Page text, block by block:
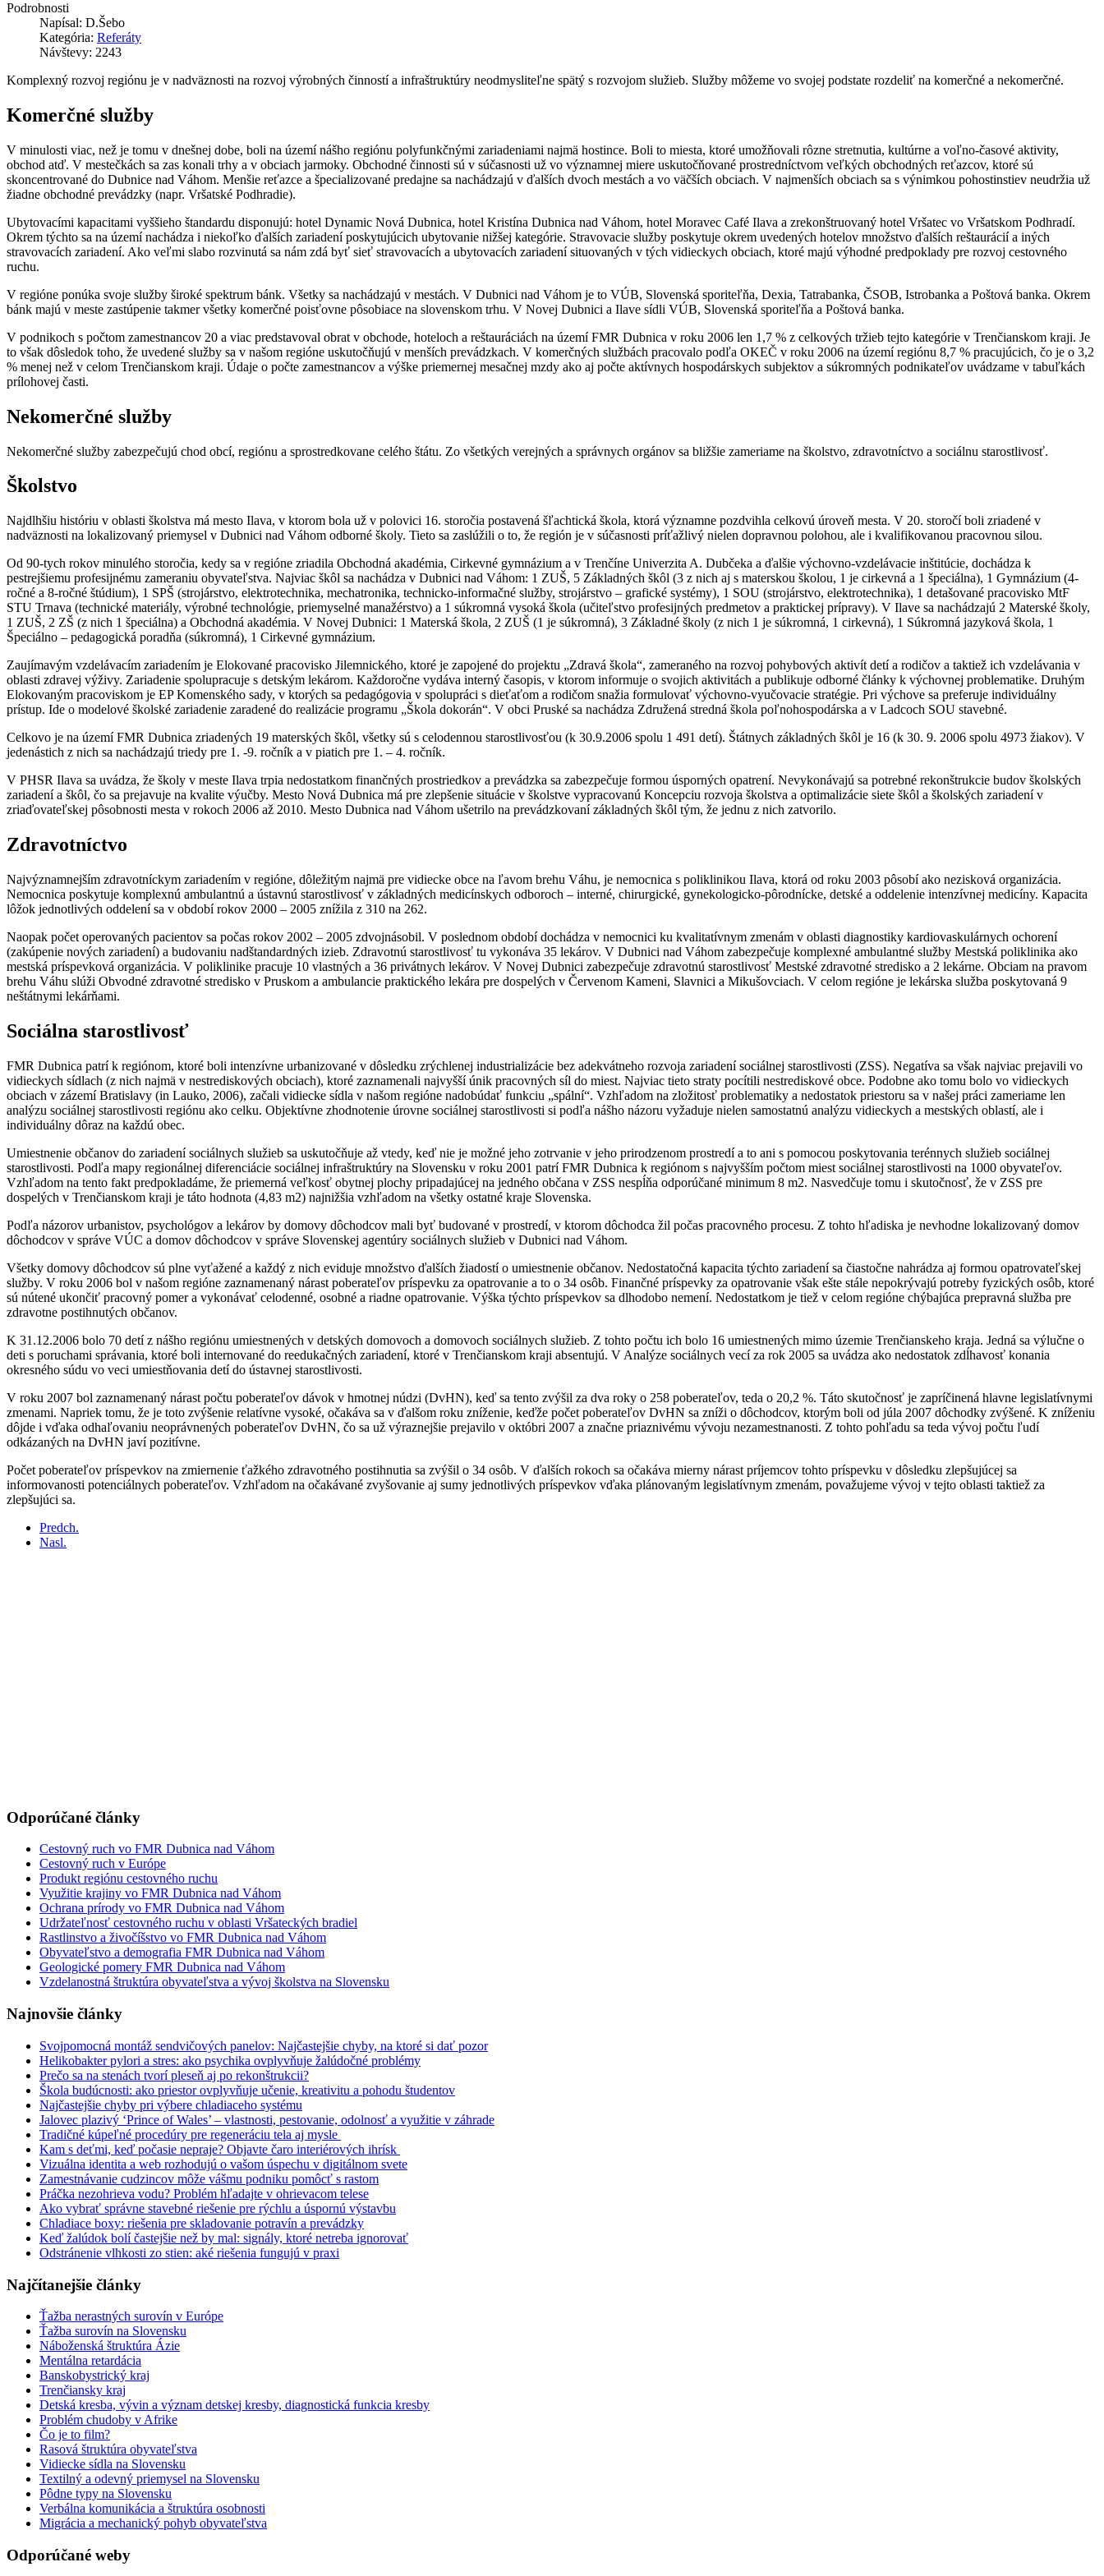
Podrobnosti
Napísal: D.Šebo
Kategória: Referáty
Návštevy: 2243
Komplexný rozvoj regiónu je v nadväznosti na rozvoj výrobných činností a infraštruktúry neodmysliteľne spätý s rozvojom služieb. Služby môžeme vo svojej podstate rozdeliť na komerčné a nekomerčné.
Komerčné služby
V minulosti viac, než je tomu v dnešnej dobe, boli na území nášho regiónu polyfunkčnými zariadeniami najmä hostince. Boli to miesta, ktoré umožňovali rôzne stretnutia, kultúrne a voľno-časové aktivity,
obchod atď. V mestečkách sa zas konali trhy a v obciach jarmoky. Obchodné činnosti sú v súčasnosti už vo významnej miere uskutočňované prostredníctvom veľkých obchodných reťazcov, ktoré sú
skoncentrované do Dubnice nad Váhom. Menšie reťazce a špecializované predajne sa nachádzajú v ďalších dvoch mestách a vo väčších obciach. V najmenších obciach sa s výnimkou pohostinstiev neudržia už
žiadne obchodné prevádzky (napr. Vršatské Podhradie).
Ubytovacími kapacitami vyššieho štandardu disponujú: hotel Dynamic Nová Dubnica, hotel Kristína Dubnica nad Váhom, hotel Moravec Café Ilava a zrekonštruovaný hotel Vršatec vo Vršatskom Podhradí.
Okrem týchto sa na území nachádza i niekoľko ďalších zariadení poskytujúcich ubytovanie nižšej kategórie. Stravovacie služby poskytuje okrem uvedených hotelov množstvo ďalších reštaurácií a iných
stravovacích zariadení. Ako veľmi slabo rozvinutá sa nám zdá byť sieť stravovacích a ubytovacích zariadení situovaných v tých vidieckych obciach, ktoré majú výhodné predpoklady pre rozvoj cestovného
ruchu.
V regióne ponúka svoje služby široké spektrum bánk. Všetky sa nachádzajú v mestách. V Dubnici nad Váhom je to VÚB, Slovenská sporiteľňa, Dexia, Tatrabanka, ČSOB, Istrobanka a Poštová banka. Okrem
bánk majú v meste zastúpenie takmer všetky komerčné poisťovne pôsobiace na slovenskom trhu. V Novej Dubnici a Ilave sídli VÚB, Slovenská sporiteľňa a Poštová banka.
V podnikoch s počtom zamestnancov 20 a viac predstavoval obrat v obchode, hoteloch a reštauráciách na území FMR Dubnica v roku 2006 len 1,7 % z celkových tržieb tejto kategórie v Trenčianskom kraji. Je
to však dôsledok toho, že uvedené služby sa v našom regióne uskutočňujú v menších prevádzkach. V komerčných službách pracovalo podľa OKEČ v roku 2006 na území regiónu 8,7 % pracujúcich, čo je o 3,2
% menej než v celom Trenčianskom kraji. Údaje o počte zamestnancov a výške priemernej mesačnej mzdy ako aj počte aktívnych hospodárskych subjektov a súkromných podnikateľov uvádzame v tabuľkách
prílohovej časti.
Nekomerčné služby
Nekomerčné služby zabezpečujú chod obcí, regiónu a sprostredkovane celého štátu. Zo všetkých verejných a správnych orgánov sa bližšie zameriame na školstvo, zdravotníctvo a sociálnu starostlivosť.
Školstvo
Najdlhšiu históriu v oblasti školstva má mesto Ilava, v ktorom bola už v polovici 16. storočia postavená šľachtická škola, ktorá významne pozdvihla celkovú úroveň mesta. V 20. storočí boli zriadené v
nadväznosti na lokalizovaný priemysel v Dubnici nad Váhom odborné školy. Tieto sa zaslúžili o to, že región je v súčasnosti príťažlivý nielen dopravnou polohou, ale i kvalifikovanou pracovnou silou.
Od 90-tych rokov minulého storočia, kedy sa v regióne zriadila Obchodná akadémia, Cirkevné gymnázium a v Trenčíne Univerzita A. Dubčeka a ďalšie výchovno-vzdelávacie inštitúcie, dochádza k
pestrejšiemu profesijnému zameraniu obyvateľstva. Najviac škôl sa nachádza v Dubnici nad Váhom: 1 ZUŠ, 5 Základných škôl (3 z nich aj s materskou školou, 1 je cirkevná a 1 špeciálna), 1 Gymnázium (4-
ročné a 8-ročné štúdium), 1 SPŠ (strojárstvo, elektrotechnika, mechatronika, technicko-informačné služby, strojárstvo – grafické systémy), 1 SOU (strojárstvo, elektrotechnika), 1 detašované pracovisko MtF
STU Trnava (technické materiály, výrobné technológie, priemyselné manažérstvo) a 1 súkromná vysoká škola (učiteľstvo profesijných predmetov a praktickej prípravy). V Ilave sa nachádzajú 2 Materské školy,
1 ZUŠ, 2 ZŠ (z nich 1 špeciálna) a Obchodná akadémia. V Novej Dubnici: 1 Materská škola, 2 ZUŠ (1 je súkromná), 3 Základné školy (z nich 1 je súkromná, 1 cirkevná), 1 Súkromná jazyková škola, 1
Špeciálno – pedagogická poradňa (súkromná), 1 Cirkevné gymnázium.
Zaujímavým vzdelávacím zariadením je Elokované pracovisko Jilemnického, ktoré je zapojené do projektu „Zdravá škola“, zameraného na rozvoj pohybových aktivít detí a rodičov a taktiež ich vzdelávania v
oblasti zdravej výživy. Zariadenie spolupracuje s detským lekárom. Každoročne vydáva interný časopis, v ktorom informuje o svojich aktivitách a publikuje odborné články k výchovnej problematike. Druhým
Elokovaným pracoviskom je EP Komenského sady, v ktorých sa pedagógovia v spolupráci s dieťaťom a rodičom snažia formulovať výchovno-vyučovacie stratégie. Pri výchove sa preferuje individuálny
prístup. Ide o modelové školské zariadenie zaradené do realizácie programu „Škola dokorán“. V obci Pruské sa nachádza Združená stredná škola poľnohospodárska a v Ladcoch SOU stavebné.
Celkovo je na území FMR Dubnica zriadených 19 materských škôl, všetky sú s celodennou starostlivosťou (k 30.9.2006 spolu 1 491 detí). Štátnych základných škôl je 16 (k 30. 9. 2006 spolu 4973 žiakov). V
jedenástich z nich sa nachádzajú triedy pre 1. -9. ročník a v piatich pre 1. – 4. ročník.
V PHSR Ilava sa uvádza, že školy v meste Ilava trpia nedostatkom finančných prostriedkov a prevádzka sa zabezpečuje formou úsporných opatrení. Nevykonávajú sa potrebné rekonštrukcie budov školských
zariadení a škôl, čo sa prejavuje na kvalite výučby. Mesto Nová Dubnica má pre zlepšenie situácie v školstve vypracovanú Koncepciu rozvoja školstva a optimalizácie siete škôl a školských zariadení v
zriaďovateľskej pôsobnosti mesta v rokoch 2006 až 2010. Mesto Dubnica nad Váhom ušetrilo na prevádzkovaní základných škôl tým, že jednu z nich zatvorilo.
Zdravotníctvo
Najvýznamnejším zdravotníckym zariadením v regióne, dôležitým najmä pre vidiecke obce na ľavom brehu Váhu, je nemocnica s poliklinikou Ilava, ktorá od roku 2003 pôsobí ako nezisková organizácia.
Nemocnica poskytuje komplexnú ambulantnú a ústavnú starostlivosť v základných medicínskych odboroch – interné, chirurgické, gynekologicko-pôrodnícke, detské a oddelenie intenzívnej medicíny. Kapacita
lôžok jednotlivých oddelení sa v období rokov 2000 – 2005 znížila z 310 na 262.
Naopak počet operovaných pacientov sa počas rokov 2002 – 2005 zdvojnásobil. V poslednom období dochádza v nemocnici ku kvalitatívnym zmenám v oblasti diagnostiky kardiovaskulárnych ochorení
(zakúpenie nových zariadení) a budovaniu nadštandardných izieb. Zdravotnú starostlivosť tu vykonáva 35 lekárov. V Dubnici nad Váhom zabezpečuje komplexné ambulantné služby Mestská poliklinika ako
mestská príspevková organizácia. V poliklinike pracuje 10 vlastných a 36 privátnych lekárov. V Novej Dubnici zabezpečuje zdravotnú starostlivosť Mestské zdravotné stredisko a 2 lekárne. Obciam na pravom
brehu Váhu slúži Obvodné zdravotné stredisko v Pruskom a ambulancie praktického lekára pre dospelých v Červenom Kameni, Slavnici a Mikušovciach. V celom regióne je lekárska služba poskytovaná 9
neštátnymi lekárňami.
Sociálna starostlivosť
FMR Dubnica patrí k regiónom, ktoré boli intenzívne urbanizované v dôsledku zrýchlenej industrializácie bez adekvátneho rozvoja zariadení sociálnej starostlivosti (ZSS). Negatíva sa však najviac prejavili vo
vidieckych sídlach (z nich najmä v nestrediskových obciach), ktoré zaznamenali najvyšší únik pracovných síl do miest. Najviac tieto straty pocítili nestrediskové obce. Podobne ako tomu bolo vo vidieckych
obciach v zázemí Bratislavy (in Lauko, 2006), začali vidiecke sídla v našom regióne nadobúdať funkciu „spální“. Vzhľadom na zložitosť problematiky a nedostatok priestoru sa v našej práci zameriame len
analýzu sociálnej starostlivosti regiónu ako celku. Objektívne zhodnotenie úrovne sociálnej starostlivosti si podľa nášho názoru vyžaduje nielen samostatnú analýzu vidieckych a mestských oblastí, ale i
individuálny dôraz na každú obec.
Umiestnenie občanov do zariadení sociálnych služieb sa uskutočňuje až vtedy, keď nie je možné jeho zotrvanie v jeho prirodzenom prostredí a to ani s pomocou poskytovania terénnych služieb sociálnej
starostlivosti. Podľa mapy regionálnej diferenciácie sociálnej infraštruktúry na Slovensku v roku 2001 patrí FMR Dubnica k regiónom s najvyšším počtom miest sociálnej starostlivosti na 1000 obyvateľov.
Vzhľadom na tento fakt predpokladáme, že priemerná veľkosť obytnej plochy pripadajúcej na jedného občana v ZSS nespĺňa odporúčané minimum 8 m2. Nasvedčuje tomu i skutočnosť, že v ZSS pre
dospelých v Trenčianskom kraji je táto hodnota (4,83 m2) najnižšia vzhľadom na všetky ostatné kraje Slovenska.
Podľa názorov urbanistov, psychológov a lekárov by domovy dôchodcov mali byť budované v prostredí, v ktorom dôchodca žil počas pracovného procesu. Z tohto hľadiska je nevhodne lokalizovaný domov
dôchodcov v správe VÚC a domov dôchodcov v správe Slovenskej agentúry sociálnych služieb v Dubnici nad Váhom.
Všetky domovy dôchodcov sú plne vyťažené a každý z nich eviduje množstvo ďalších žiadostí o umiestnenie občanov. Nedostatočná kapacita týchto zariadení sa čiastočne nahrádza aj formou opatrovateľskej
služby. V roku 2006 bol v našom regióne zaznamenaný nárast poberateľov príspevku za opatrovanie a to o 34 osôb. Finančné príspevky za opatrovanie však ešte stále nepokrývajú potreby fyzických osôb, ktoré
sú nútené ukončiť pracovný pomer a vykonávať celodenné, osobné a riadne opatrovanie. Výška týchto príspevkov sa dlhodobo nemení. Nedostatkom je tiež v celom regióne chýbajúca prepravná služba pre
zdravotne postihnutých občanov.
K 31.12.2006 bolo 70 detí z nášho regiónu umiestnených v detských domovoch a domovoch sociálnych služieb. Z tohto počtu ich bolo 16 umiestnených mimo územie Trenčianskeho kraja. Jedná sa výlučne o
deti s poruchami správania, ktoré boli internované do reedukačných zariadení, ktoré v Trenčianskom kraji absentujú. V Analýze sociálnych vecí za rok 2005 sa uvádza ako nedostatok zdĺhavosť konania
okresného súdu vo veci umiestňovania detí do ústavnej starostlivosti.
V roku 2007 bol zaznamenaný nárast počtu poberateľov dávok v hmotnej núdzi (DvHN), keď sa tento zvýšil za dva roky o 258 poberateľov, teda o 20,2 %. Táto skutočnosť je zapríčinená hlavne legislatívnymi
zmenami. Napriek tomu, že je toto zvýšenie relatívne vysoké, očakáva sa v ďalšom roku zníženie, keďže počet poberateľov DvHN sa zníži o dôchodcov, ktorým boli od júla 2007 dôchodky zvýšené. K zníženiu
dôjde i vďaka odhaľovaniu neoprávnených poberateľov DvHN, čo sa už výraznejšie prejavilo v októbri 2007 a značne priaznivému vývoju nezamestnanosti. Z tohto pohľadu sa teda vývoj počtu ľudí
odkázaných na DvHN javí pozitívne.
Počet poberateľov príspevkov na zmiernenie ťažkého zdravotného postihnutia sa zvýšil o 34 osôb. V ďalších rokoch sa očakáva mierny nárast príjemcov tohto príspevku v dôsledku zlepšujúcej sa
informovanosti potenciálnych poberateľov. Vzhľadom na očakávané zvyšovanie aj sumy jednotlivých príspevkov vďaka plánovaným legislatívnym zmenám, považujeme vývoj v tejto oblasti taktiež za
zlepšujúci sa.
Predch.
Nasl.
Odporúčané články
Cestovný ruch vo FMR Dubnica nad Váhom
Cestovný ruch v Európe
Produkt regiónu cestovného ruchu
Využitie krajiny vo FMR Dubnica nad Váhom
Ochrana prírody vo FMR Dubnica nad Váhom
Udržateľnosť cestovného ruchu v oblasti Vršateckých bradiel
Rastlinstvo a živočíšstvo vo FMR Dubnica nad Váhom
Obyvateľstvo a demografia FMR Dubnica nad Váhom
Geologické pomery FMR Dubnica nad Váhom
Vzdelanostná štruktúra obyvateľstva a vývoj školstva na Slovensku
Najnovšie články
Svojpomocná montáž sendvičových panelov: Najčastejšie chyby, na ktoré si dať pozor
Helikobakter pylori a stres: ako psychika ovplyvňuje žalúdočné problémy
Prečo sa na stenách tvorí pleseň aj po rekonštrukcii?
Škola budúcnosti: ako priestor ovplyvňuje učenie, kreativitu a pohodu študentov
Najčastejšie chyby pri výbere chladiaceho systému
Jalovec plazivý ‘Prince of Wales’ – vlastnosti, pestovanie, odolnosť a využitie v záhrade
Tradičné kúpeľné procedúry pre regeneráciu tela aj mysle
Kam s deťmi, keď počasie nepraje? Objavte čaro interiérových ihrísk
Vizuálna identita a web rozhodujú o vašom úspechu v digitálnom svete
Zamestnávanie cudzincov môže vášmu podniku pomôcť s rastom
Práčka nezohrieva vodu? Problém hľadajte v ohrievacom telese
Ako vybrať správne stavebné riešenie pre rýchlu a úspornú výstavbu
Chladiace boxy: riešenia pre skladovanie potravín a prevádzky
Keď žalúdok bolí častejšie než by mal: signály, ktoré netreba ignorovať
Odstránenie vlhkosti zo stien: aké riešenia fungujú v praxi
Najčítanejšie články
Ťažba nerastných surovín v Európe
Ťažba surovín na Slovensku
Náboženská štruktúra Ázie
Mentálna retardácia
Banskobystrický kraj
Trenčiansky kraj
Detská kresba, vývin a význam detskej kresby, diagnostická funkcia kresby
Problém chudoby v Afrike
Čo je to film?
Rasová štruktúra obyvateľstva
Vidiecke sídla na Slovensku
Textilný a odevný priemysel na Slovensku
Pôdne typy na Slovensku
Verbálna komunikácia a štruktúra osobnosti
Migrácia a mechanický pohyb obyvateľstva
Odporúčané weby